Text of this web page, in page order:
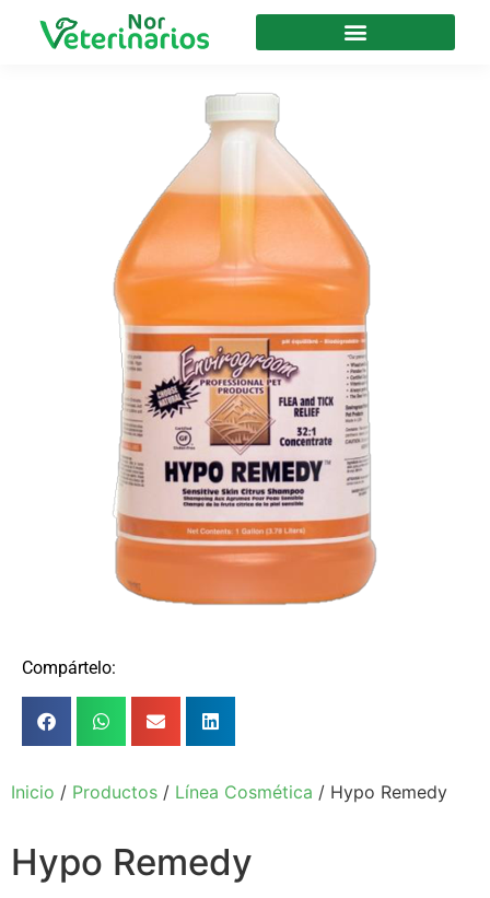
Inicio / Productos / Línea Cosmética / Hypo Remedy
Hypo Remedy
Compártelo: